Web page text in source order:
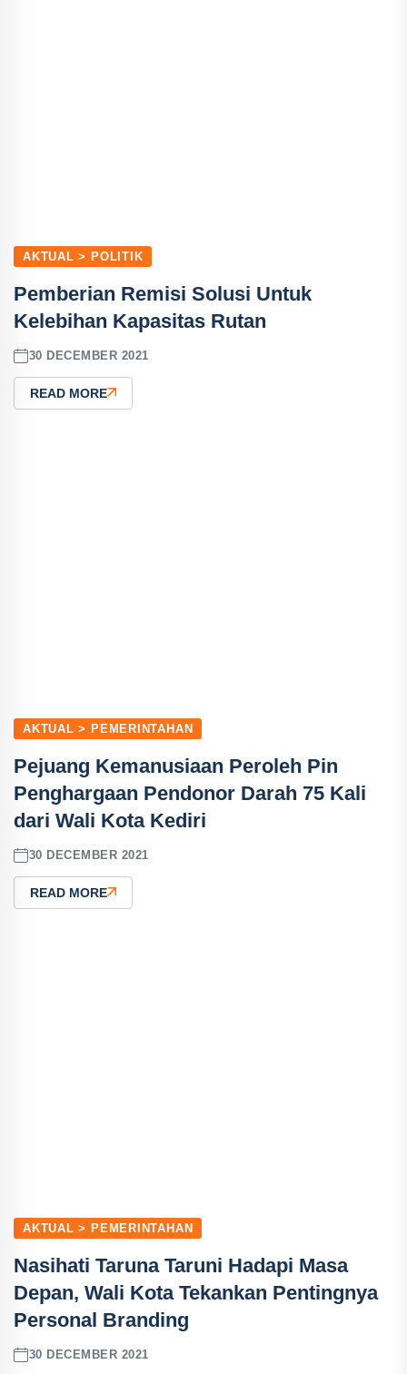
AKTUAL > POLITIK
Pemberian Remisi Solusi Untuk
Kelebihan Kapasitas Rutan
30 DECEMBER 2021
READ MORE
AKTUAL > PEMERINTAHAN
Pejuang Kemanusiaan Peroleh Pin
Penghargaan Pendonor Darah 75 Kali
dari Wali Kota Kediri
30 DECEMBER 2021
READ MORE
AKTUAL > PEMERINTAHAN
Nasihati Taruna Taruni Hadapi Masa
Depan, Wali Kota Tekankan Pentingnya
Personal Branding
30 DECEMBER 2021